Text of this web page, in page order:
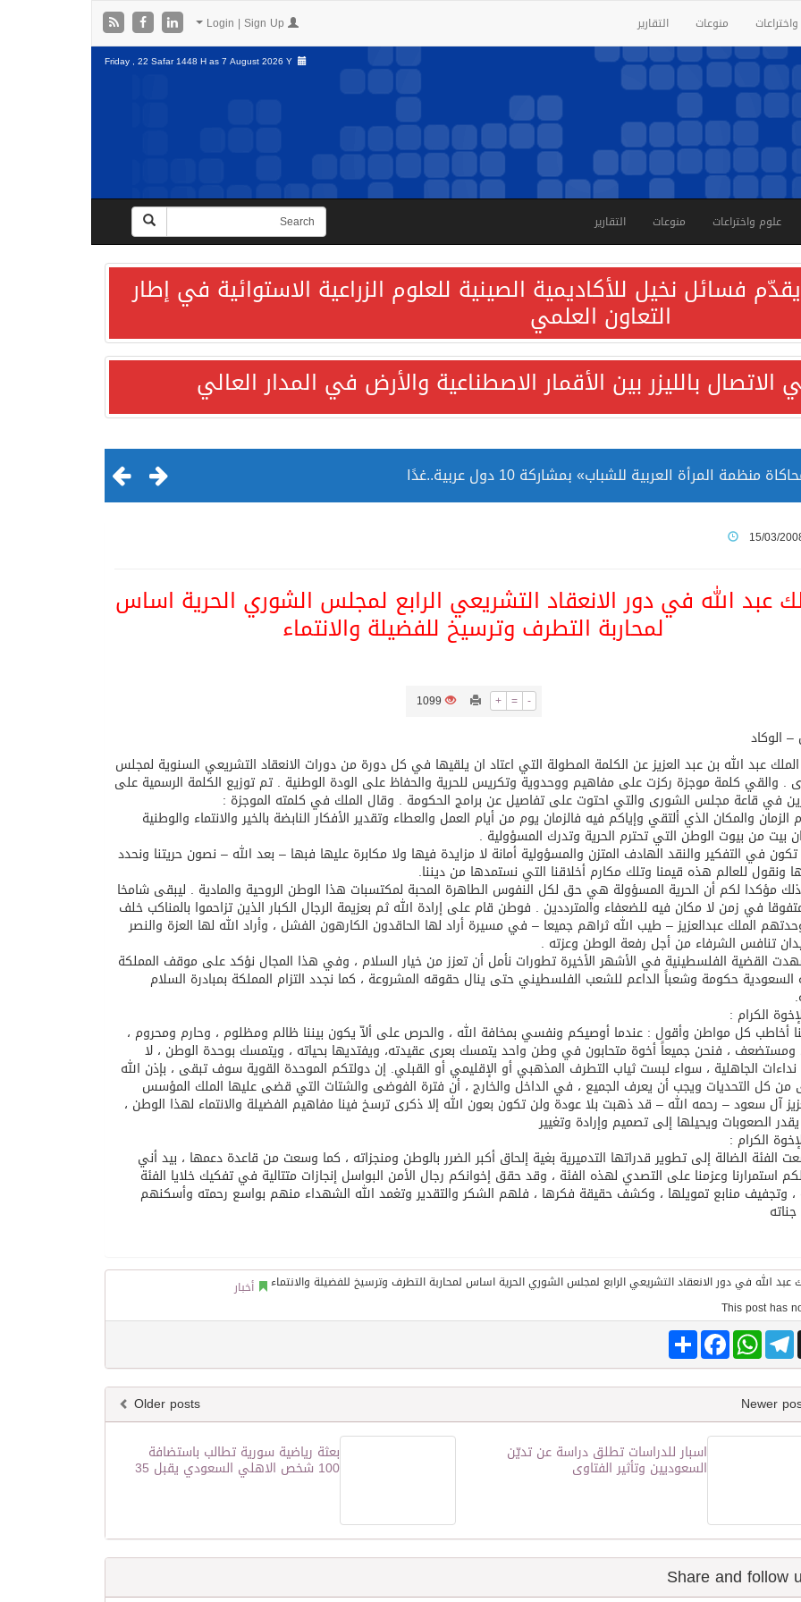
منوعات التقارير
Friday , 22 Safar 1448 H as7 August 2026 Y
علوم واختراعات منوعات التقارير
فسائل نخيل للأكاديمية الصينية للعلوم الزراعية الاستوائية في إطار
التعاون العلمي
بالليزر بين الأقمار الاصطناعية والأرض في المدار العالي
المرأة العربية للشباب» بمشاركة 10 دول عربية..غدًا
بصورة أكثر إيجابية من الولايات المتحدة
ضمن قائمة التراث العالمي
الحرمين الشريفين توثق أسماء الخلفاء الراشدين وتعود إلى القرن الثالث عشر الهجري
اتفاقية تطوير مصانع جاهزة ومتخصصة في مجال الطاقة
15/03/
عبد الله في دور الانعقاد التشريعي الرابع لمجلس الشوري الحرية اساس
لمحاربة التطرف وترسيخ للفضيلة والانتماء
+ = -
1099
– الوكاد
عبد الله بن عبد العزيز عن الكلمة المطولة التي اعتاد ان يلقيها في كل دورة من دورات الانعقاد التشريعي السنوية لمجلس
. والقي كلمة موجزة ركزت على مفاهيم ووحدوية وتكريس للحرية والحفاظ على الودة الوطنية . تم توزيع الكلمة الرسمية على
في قاعة مجلس الشورى والتي احتوت على تفاصيل عن برامج الحكومة . وقال الملك في كلمته الموجزة :
الزمان والمكان الذي ألتقي وإياكم فيه فالزمان يوم من أيام العمل والعطاء وتقدير الأفكار النابضة بالخير والانتماء والوطنية
بيت من بيوت الوطن التي تحترم الحرية وتدرك المسؤولية .
تكون في التفكير والنقد الهادف المتزن والمسؤولية أمانة لا مزايدة فيها ولا مكابرة عليها فبها – بعد الله – نصون حريتنا ونحدد
ونقول للعالم هذه قيمنا وتلك مكارم أخلاقنا التي نستمدها من ديننا.
مؤكدا لكم أن الحرية المسؤولة هي حق لكل النفوس الطاهرة المحبة لمكتسبات هذا الوطن الروحية والمادية . ليبقى شامخا
في زمن لا مكان فيه للضعفاء والمترددين . فوطن قام على إرادة الله ثم بعزيمة الرجال الكبار الذين تزاحموا بالمناكب خلف
الملك عبدالعزيز – طيب الله ثراهم جميعا – في مسيرة أراد لها الحاقدون الكارهون الفشل ، وأراد الله لها العزة والنصر
تنافس الشرفاء من أجل رفعة الوطن وعزته .
القضية الفلسطينية في الأشهر الأخيرة تطورات نأمل أن تعزز من خيار السلام ، وفي هذا المجال نؤكد على موقف المملكة
السعودية حكومة وشعباً الداعم للشعب الفلسطيني حتى ينال حقوقه المشروعة ، كما نجدد التزام المملكة بمبادرة السلام
الكرام :
أخاطب كل مواطن وأقول : عندما أوصيكم ونفسي بمخافة الله ، والحرص على ألاّ يكون بيننا ظالم ومظلوم ، وحارم ومحروم ،
، فنحن جميعاً أخوة متحابون في وطن واحد يتمسك بعرى عقيدته، ويفتديها بحياته ، ويتمسك بوحدة الوطن ، لا
الجاهلية ، سواء لبست ثياب التطرف المذهبي أو الإقليمي أو القبلي. إن دولتكم الموحدة القوية سوف تبقى ، بإذن الله
من كل التحديات ويجب أن يعرف الجميع ، في الداخل والخارج ، أن فترة الفوضى والشتات التي قضى عليها الملك المؤسس
آل سعود – رحمه الله – قد ذهبت بلا عودة ولن تكون بعون الله إلا ذكرى ترسخ فينا مفاهيم الفضيلة والانتماء لهذا الوطن ،
يقدر الصعوبات ويحيلها إلى تصميم وإرادة وتغيير
الكرام :
الفئة الضالة إلى تطوير قدراتها التدميرية بغية إلحاق أكبر الضرر بالوطن ومنجزاته ، كما وسعت من قاعدة دعمها ، بيد أني
استمرارنا وعزمنا على التصدي لهذه الفئة ، وقد حقق إخوانكم رجال الأمن البواسل إنجازات متتالية في تفكيك خلايا الفئة
، وتجفيف منابع تمويلها ، وكشف حقيقة فكرها ، فلهم الشكر والتقدير وتغمد الله الشهداء منهم بواسع رحمته وأسكنهم
أخبار
Share
FacebookWhatsAppTelegram
Older posts
بعثة رياضية سورية تطالب باستضافة
100 شخص الاهلي السعودي يقبل 35
اسبار للدراسات تطلق دراسة عن تديّن
السعوديين وتأثير الفتاوى